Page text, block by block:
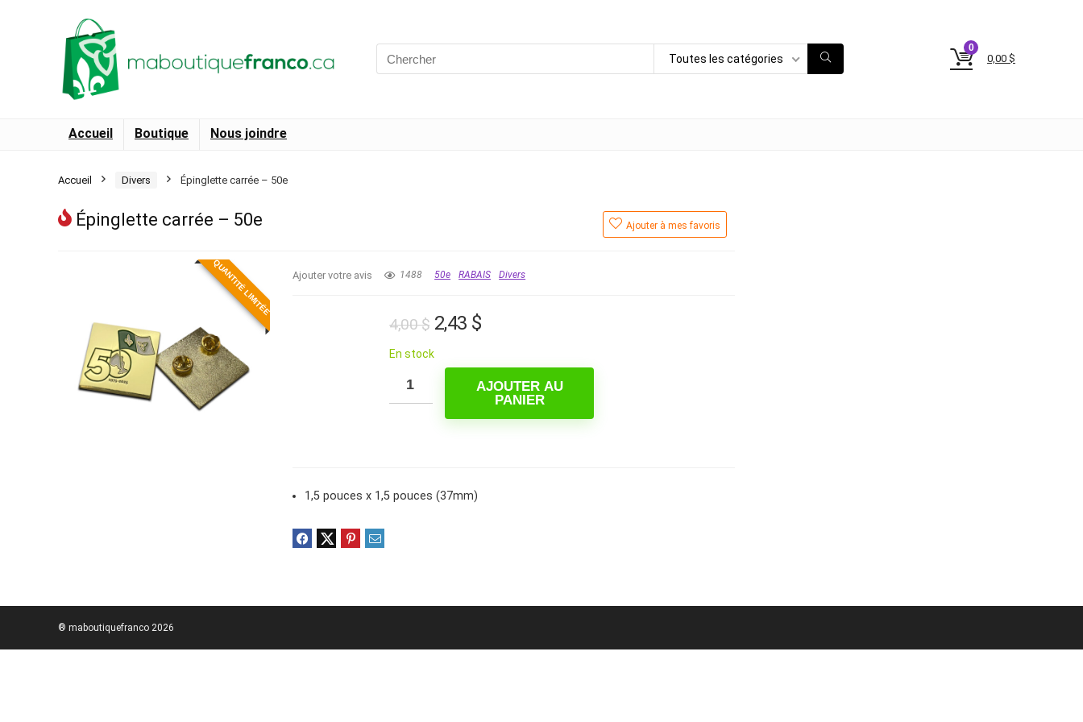
for:
Toutes les catégories
0
0,00 $
Accueil Boutique Nous joindre
Accueil Divers Épinglette carrée – 50e
Épinglette carrée – 50e Ajouter à mes favoris
QUANTITÉ LIMITÉE Ajouter votre avis 1488 50e RABAIS Divers
4,00$ Le
initial
était :
4,00 $.
2,43 $Le
actuel
est :
2,43 $.
En stock
AJOUTER AU
PANIER
1,5 pouces x 1,5 pouces (37mm)
® maboutiquefranco 2026